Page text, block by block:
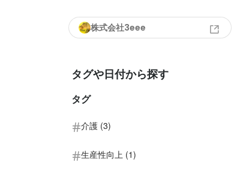
株式会社3eee
タグや日付から探す
タグ
介護 (3)
生産性向上 (1)